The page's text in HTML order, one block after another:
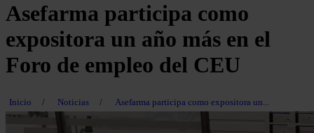
Asefarma participa como
expositora un año más en el
Foro de empleo del CEU
Inicio / Noticias / Asefarma participa como expositora un...